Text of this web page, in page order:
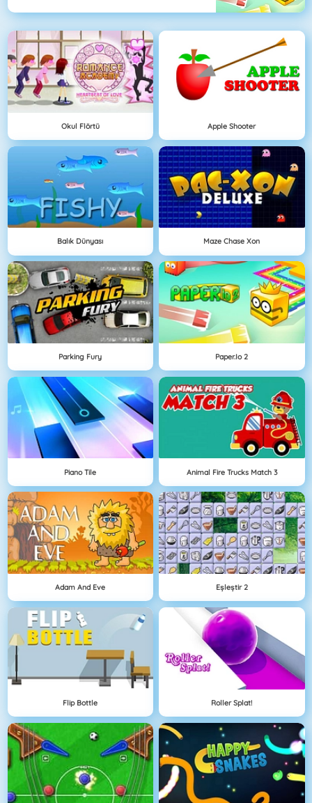
Okul Flörtü Apple Shooter
Balık Dünyası Maze Chase Xon
Parking Fury Paper.io 2
Piano Tile Animal Fire Trucks Match 3
Adam And Eve Eşleştir 2
Flip Bottle Roller Splat!